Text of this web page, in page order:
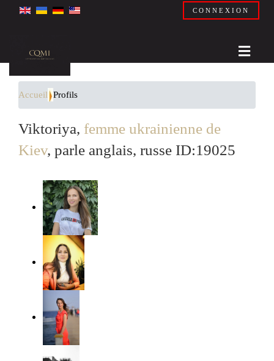
CONNEXION
Accueil Profils
Viktoriya, femme ukrainienne de
Kiev, parle anglais, russe ID:19025